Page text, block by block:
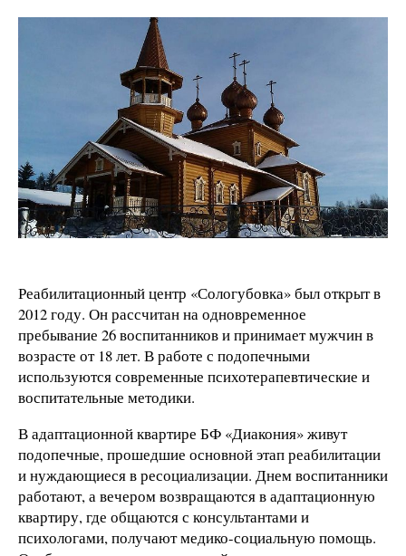
Реабилитационный центр «Сологубовка» был открыт в
2012 году. Он рассчитан на одновременное
пребывание 26 воспитанников и принимает мужчин в
возрасте от 18 лет. В работе с подопечными
используются современные психотерапевтические и
воспитательные методики.
В адаптационной квартире БФ «Диакония» живут
подопечные, прошедшие основной этап реабилитации
и нуждающиеся в ресоциализации. Днем воспитанники
работают, а вечером возвращаются в адаптационную
квартиру, где общаются с консультантами и
психологами, получают медико-социальную помощь.